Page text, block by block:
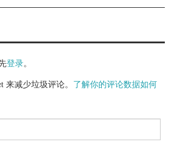
登录。
来减少垃圾评论。 了解你的评论数据如何